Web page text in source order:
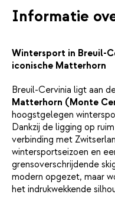
Informatie
Wintersport in Breuil-
iconische Matterhorn
Breuil-Cervinia ligt aan
Matterhorn (Monte
hoogstgelegen
Dankzij de ligging op
verbinding met
wintersportseizoen en
grensoverschrijdende
modern opgezet, maar
het indrukwekkende